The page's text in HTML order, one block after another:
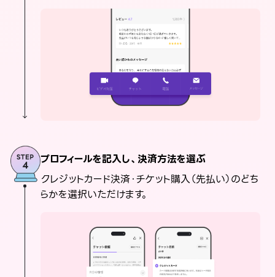
プロフィールを記入し、決済方法を選ぶ
クレジットカード決済・チケット購入（先払い）のどち
らかを選択いただけます。